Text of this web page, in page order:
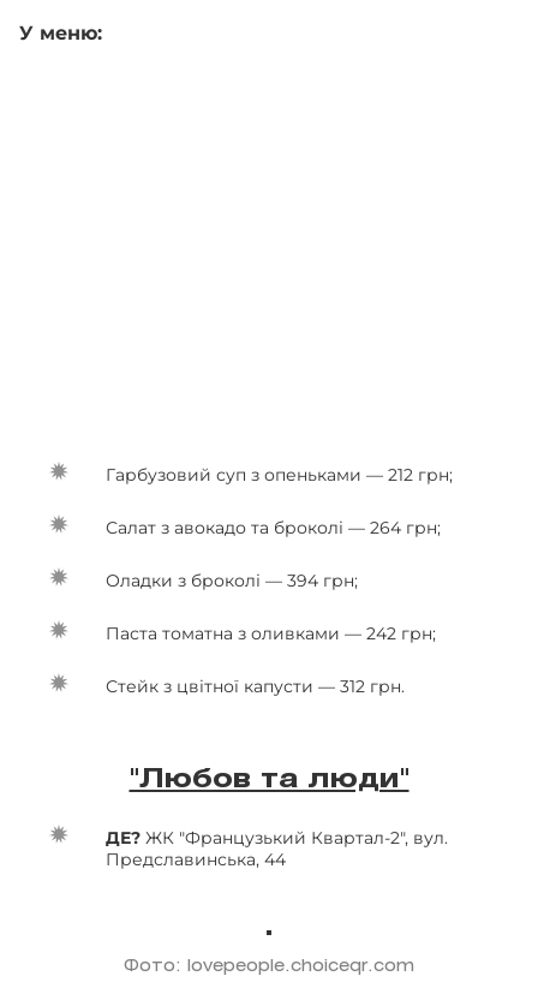
У меню:
Гарбузовий суп з опеньками — 212 грн;
Салат з авокадо та броколі — 264 грн;
Оладки з броколі — 394 грн;
Паста томатна з оливками — 242 грн;
Стейк з цвітної капусти — 312 грн.
"Любов та люди"
ДЕ? ЖК "Французький Квартал-2", вул.
Предславинська, 44
Фото: lovepeople.choiceqr.com